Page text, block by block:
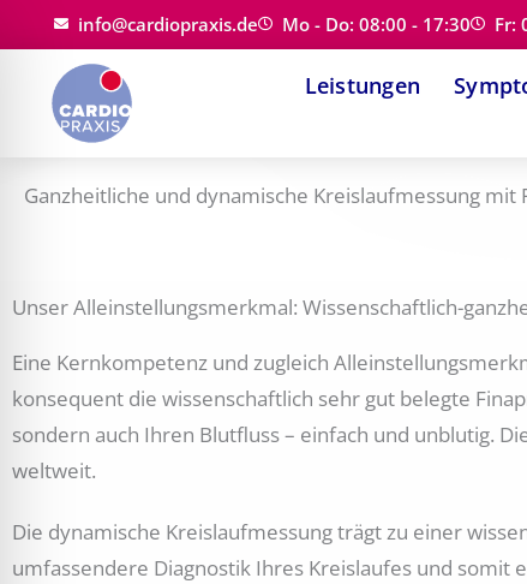
Inhalt
springen
info@cardiopraxis.de Mo - Do: 08:00 - 17:30 Fr:
Leistungen
Ganzheitliche und dynamische Kreislaufmessung mit
Unser Alleinstellungsmerkmal: Wissenschaftlich-
Eine Kernkompetenz und zugleich
konsequent die wissenschaftlich sehr gut belegte
sondern auch Ihren Blutfluss – einfach und unblutig.
weltweit.
Die dynamische Kreislaufmessung trägt zu einer
umfassendere Diagnostik Ihres Kreislaufes und somit